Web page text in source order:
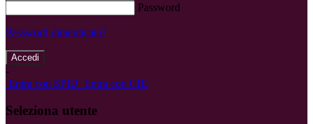
Password
Password dimenticata?
-
Entra con SPID Entra con CIE
Seleziona utente